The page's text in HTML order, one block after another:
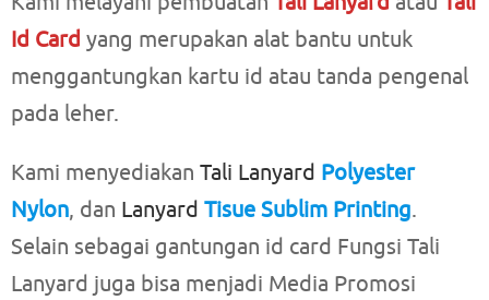
Id Card yang merupakan alat bantu untuk
menggantungkan kartu id atau tanda pengenal
pada leher.
Kami menyediakan Tali Lanyard Polyester
Nylon, dan Lanyard Tisue Sublim Printing.
Selain sebagai gantungan id card Fungsi Tali
Lanyard juga bisa menjadi Media Promosi